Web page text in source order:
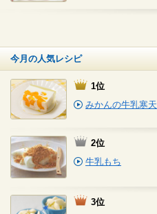
今月の人気レシピ
1位
みかんの牛乳寒天
2位
牛乳もち
3位